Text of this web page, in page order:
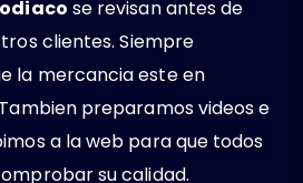
se revisan antes de
clientes. Siempre
la mercancia este en
preparamos videos e
a la web para que todos
su calidad.